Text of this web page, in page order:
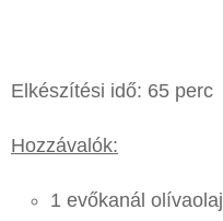
Elkészítési idő: 65 perc
Hozzávalók:
1 evőkanál olívaolaj